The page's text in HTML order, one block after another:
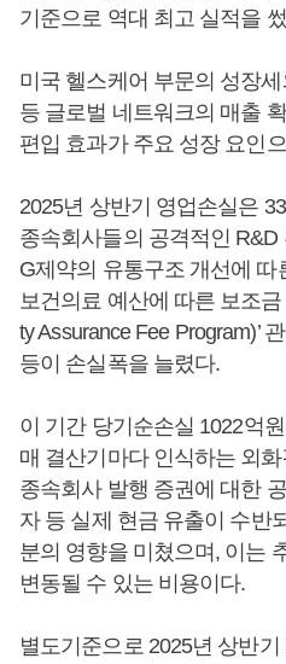
기준으로 역대 최고 실적을
미국 헬스케어 부문의 성장
등 글로벌 네트워크의 매출
편입 효과가 주요 성장 요인
2025년 상반기 영업손실은
종속회사들의 공격적인
G제약의 유통구조 개선에
보건의료 예산에 따른 보조금
ty Assurance Fee Program)’
등이 손실폭을 늘렸다.
이 기간 당기순손실 1022억
매 결산기마다 인식하는 외
종속회사 발행 증권에 대한
자 등 실제 현금 유출이 수반
분의 영향을 미쳤으며, 이는
변동될 수 있는 비용이다.
별도기준으로 2025년 상반